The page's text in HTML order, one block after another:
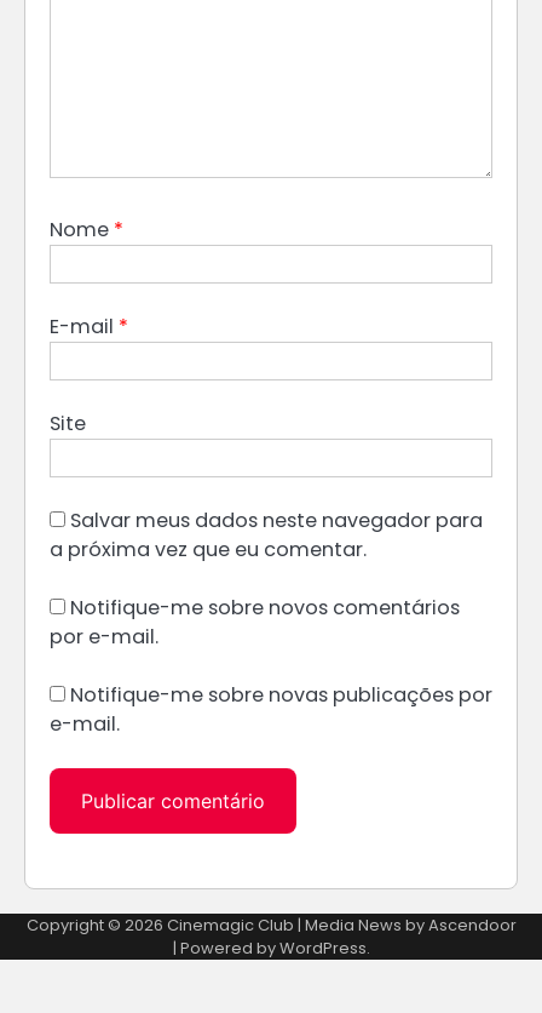
Nome *
E-mail *
Site
Salvar meus dados neste navegador para
a próxima vez que eu comentar.
Notifique-me sobre novos comentários
por e-mail.
Notifique-me sobre novas publicações por
e-mail.
Copyright © 2026 Cinemagic Club | Media News byAscendoor
| Powered byWordPress.